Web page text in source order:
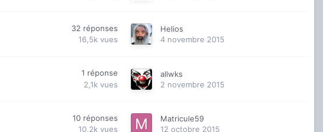
32 réponses
16,5k vues
Helios
4 novembre 2015
1 réponse
2,1k vues
allwks
2 novembre 2015
10 réponses
10,2k vues
Matricule59
12 octobre 2015